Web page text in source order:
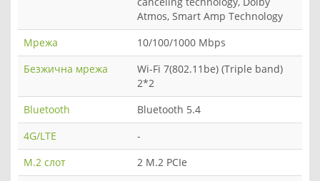
Atmos, Smart Amp Technology
Мрежа
10/100/1000 Mbps
Безжична мрежа
Wi-Fi 7(802.11be) (Triple band)
2*2
Bluetooth
Bluetooth 5.4
4G/LTE
-
M.2 слот
2 M.2 PCIe